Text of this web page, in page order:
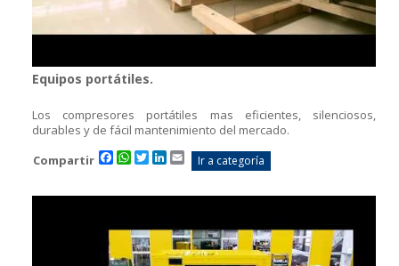
Equipos portátiles.
Los compresores portátiles mas eficientes, silenciosos,
durables y de fácil mantenimiento del mercado.
Compartir
Facebook
WhatsApp
TwitterLinkedIn
Email
Ir a categoría